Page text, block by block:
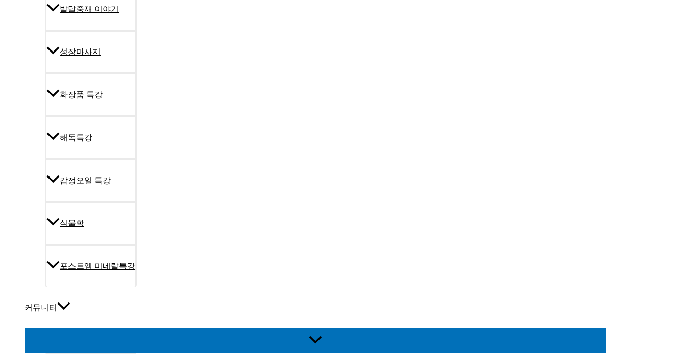
발달중재 이야기
성장마사지
화장품 특강
해독특강
감정오일 특강
식물학
포스트엠 미네랄특강
커뮤니티